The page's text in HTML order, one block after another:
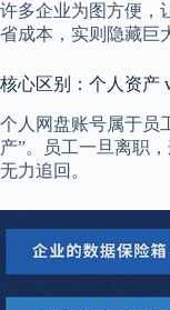
许多企业为图方便，
省成本，实则隐藏巨
核心区别：个人资产
个人网盘账号属于员
产”。员工一旦离职
无力追回。